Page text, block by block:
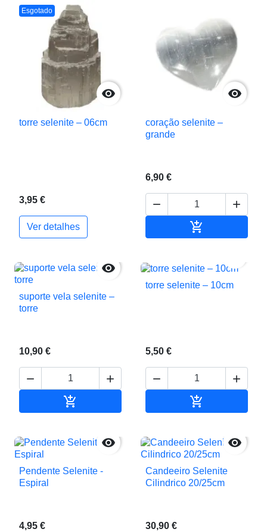
Esgotado

torre selenite – 06cm
3,95 €
Ver detalhes

coração selenite –
grande
6,90 €
 


suporte vela selenite –
torre
10,90 €
 

torre selenite – 10cm
5,50 €
 


Pendente Selenite -
Espiral
4,95 €

Candeeiro Selenite
Cilindrico 20/25cm
30,90 €